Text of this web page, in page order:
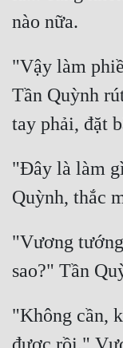
"Vậy làm
Tần Quỳnh
"Đây là làm
"Vương
"Không cần,